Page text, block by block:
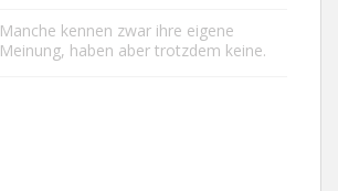
Manche kennen zwar ihre eigene
Meinung, haben aber trotzdem keine.